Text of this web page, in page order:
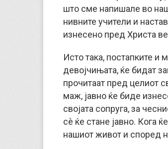
што сме напишале во
нивните учители и
изнесено пред Христа
Исто така, постапките
девојчињата, ќе бидат
прочитаат пред целиот
маж, јавно ќе биде
својата сопруга, за
сè ќе стане јавно. Кога
нашиот живот и според